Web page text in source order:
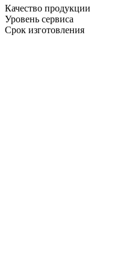
Качество продукции
Уровень сервиса
Срок изготовления